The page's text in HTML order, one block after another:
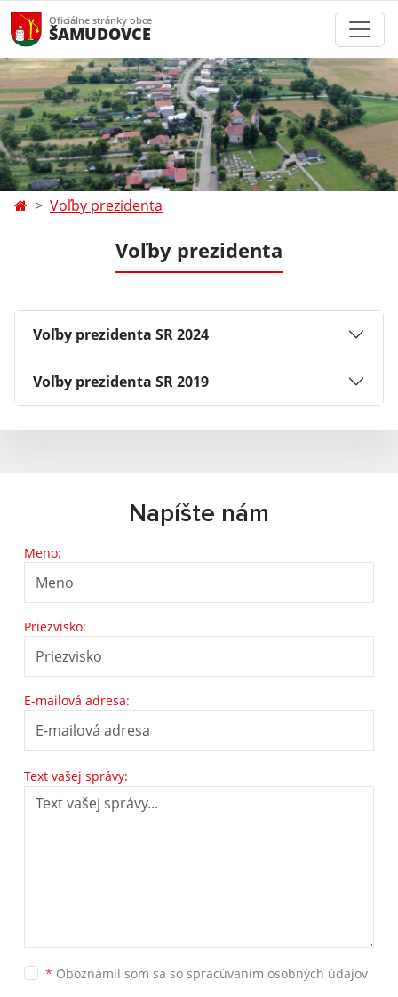
Oficiálne stránky obce
ŠAMUDOVCE
Voľby prezidenta
Voľby prezidenta
Voľby prezidenta SR 2024
Voľby prezidenta SR 2019
Napíšte nám
Meno:
Priezvisko:
E-mailová adresa:
Text vašej správy:
* Oboznámil som sa so spracúvaním osobných údajov